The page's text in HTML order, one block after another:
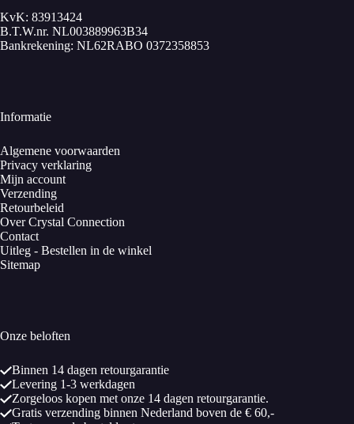
KvK: 83913424
B.T.W.nr. NL003889963B34
Bankrekening: NL62RABO 0372358853
Informatie
Algemene voorwaarden
Privacy verklaring
Mijn account
Verzending
Retourbeleid
Over Crystal Connection
Contact
Uitleg - Bestellen in de winkel
Sitemap
Onze beloften
Binnen 14 dagen retourgarantie
Levering 1-3 werkdagen
Zorgeloos kopen met onze 14 dagen retourgarantie.
Gratis verzending binnen Nederland boven de € 60,-